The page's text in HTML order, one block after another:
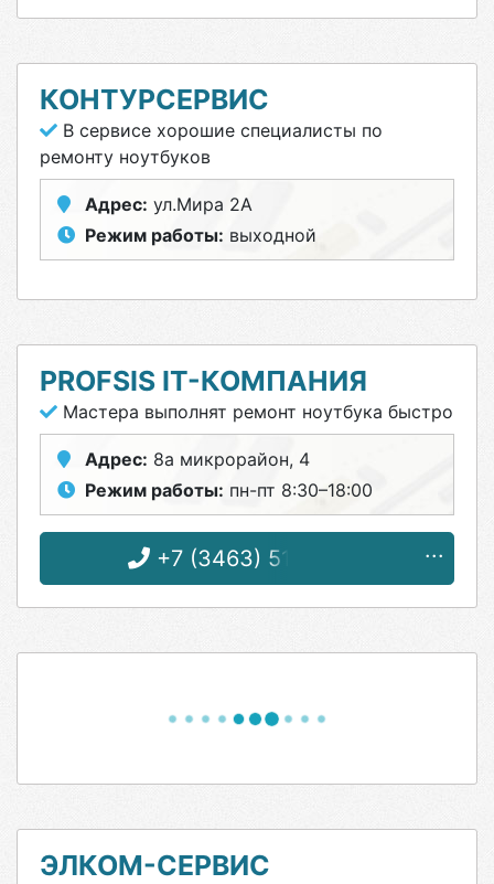
КОНТУРСЕРВИС
В сервисе хорошие специалисты по
ремонту ноутбуков
Адрес: ул.Мира 2А
Режим работы: выходной
PROFSIS IT-КОМПАНИЯ
Мастера выполнят ремонт ноутбука быстро
Адрес: 8а микрорайон, 4
Режим работы: пн-пт 8:30–18:00
+7 (3463) 51-06-80
ЭЛКОМ-СЕРВИС